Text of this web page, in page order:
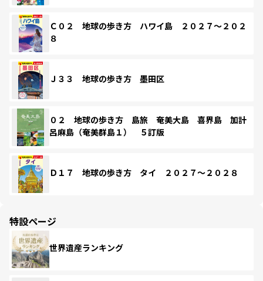
Ｃ０２ 地球の歩き方 ハワイ島 ２０２７～２０２
８
Ｊ３３ 地球の歩き方 墨田区
０２ 地球の歩き方 島旅 奄美大島 喜界島 加計
呂麻島（奄美群島１） ５訂版
Ｄ１７ 地球の歩き方 タイ ２０２７～２０２８
特設ページ
世界遺産ランキング